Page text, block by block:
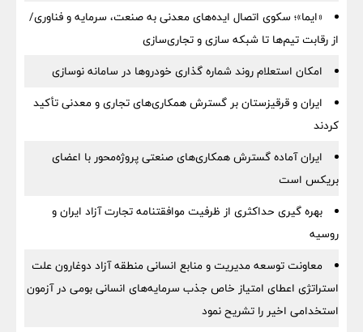
«ایما»؛ سکوی اتصال ایده‌های معدنی به صنعت، سرمایه و فناوری/
از رقابت تیم‌ها تا شبکه سازی و تجاری‌سازی
امکان استعلام روند شماره گذاری خودروها در سامانه نوسازی
ایران و قرقیزستان بر گسترش همکاری‌های تجاری و معدنی تأکید
کردند
ایران آماده گسترش همکاری‌های صنعتی پروژه‌محور با اعضای
بریکس است
بهره گیری حداکثری از ظرفیت موافقتنامه تجارت آزاد ایران و
روسیه
معاونت توسعه مدیریت و منابع انسانی منطقه آزاد دوغارون علت
استراتژی اعطای امتیاز خاص جذب سرمایه‌های انسانی بومی در آزمون
استخدامی اخیر را تشریح نمود